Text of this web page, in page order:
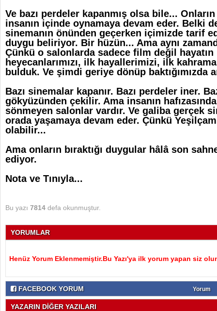
Ve bazı perdeler kapanmış olsa bile...
insanın içinde oynamaya devam eder. Belki
sinemanın önünden geçerken içimizde tarif
duygu beliriyor. Bir hüzün... Ama aynı
Çünkü o salonlarda sadece film değil
heyecanlarımızı, ilk hayallerimizi, ilk
bulduk. Ve şimdi geriye dönüp baktığımızda
Bazı sinemalar kapanır. Bazı perdeler iner.
gökyüzünden çekilir. Ama insanın hafızasında
sönmeyen salonlar vardır. Ve galiba gerçek
orada yaşamaya devam eder. Çünkü
olabilir...
Ama onların bıraktığı duygular hâlâ son
ediyor.
Nota ve Tınıyla...
Bu yazı 7814 defa okunmuştur.
YORUMLAR
Henüz Yorum Eklenmemiştir.Bu Yazı'ya ilk yorum yapan siz
FACEBOOK YORUM Yorum
YAZARIN DİĞER YAZILARI